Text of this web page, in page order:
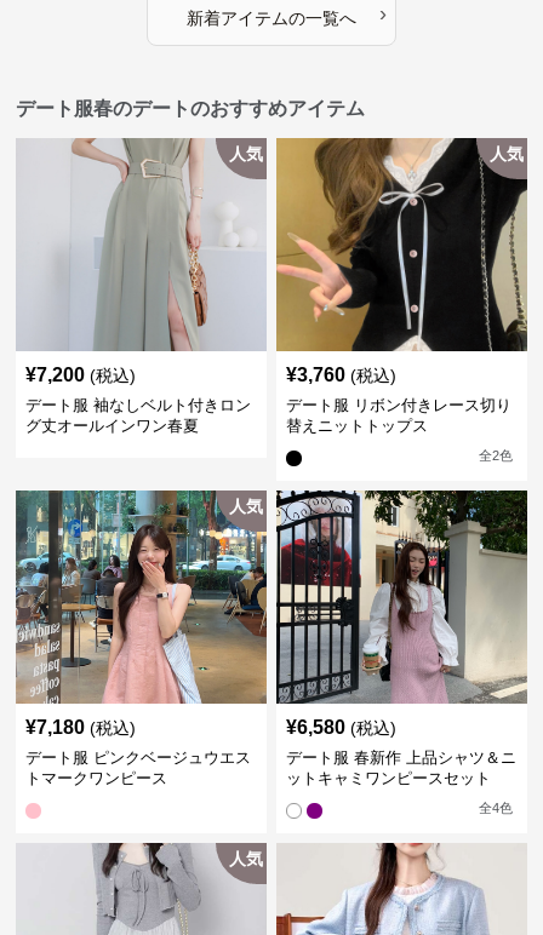
新着アイテムの一覧へ ›
デート服春のデートのおすすめアイテム
人気
¥7,200 (税込)
デート服 袖なしベルト付きロン
グ丈オールインワン春夏
人気
¥3,760 (税込)
デート服 リボン付きレース切り
替えニットトップス
全2色
人気
¥7,180 (税込)
デート服 ピンクベージュウエス
トマークワンピース
¥6,580 (税込)
デート服 春新作 上品シャツ＆ニ
ットキャミワンピースセット
全4色
人気